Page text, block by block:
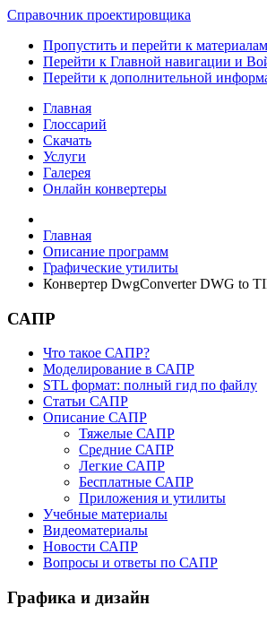
Справочник проектировщика
Пропустить и перейти к материалам
Перейти к Главной навигации и
Перейти к дополнительной
Главная
Глоссарий
Скачать
Услуги
Галерея
Онлайн конвертеры
Главная
Описание программ
Графические утилиты
Конвертер DwgConverter DWG to
САПР
Что такое САПР?
Моделирование в САПР
STL формат: полный гид по файлу
Статьи САПР
Описание САПР
Тяжелые САПР
Средние САПР
Легкие САПР
Бесплатные САПР
Приложения и утилиты
Учебные материалы
Видеоматериалы
Новости САПР
Вопросы и ответы по САПР
Графика и дизайн